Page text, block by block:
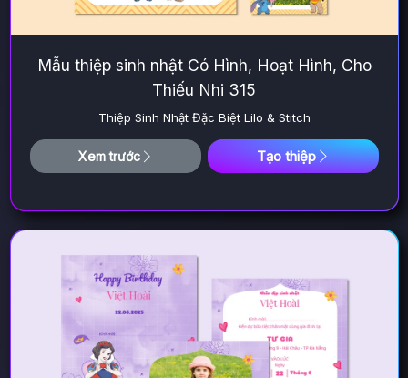
Mẫu thiệp sinh nhật Có Hình, Hoạt Hình, Cho
Thiếu Nhi 315
Thiệp Sinh Nhật Đặc Biệt Lilo & Stitch
Xem trước Tạo thiệp